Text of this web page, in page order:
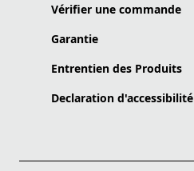
Vérifier une commande
Garantie
Entrentien des Produits
Declaration d'accessibilité